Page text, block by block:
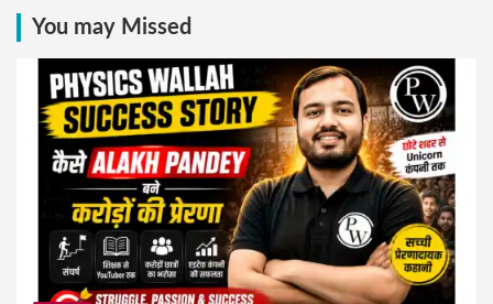
You may Missed